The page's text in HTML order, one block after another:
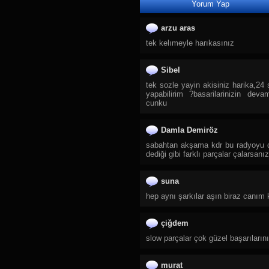
28.TRT Spor Yıldız
32.TLC
33.DMAX
34. TRT Belgesel
36.Yaban TV
37.CGTN Documentary
38.TRT Çocuk
41.
TRT Diyanet Çocuk
42.
45.Zarok TV
Yorum Yap
arzu aras
tek kelımeyle harıkasınız
Sibel
tek sozle yayin akisiniz harika,24
yapabilirim ?basarilarinizin
cunku
Damla Demiröz
sabahtan akşama kdr bu radyoyu
dediği gibi farklı parçalar
suna
hep aynı şarkılar aşın biraz canım
çiğdem
slow parçalar çok güzel
murat